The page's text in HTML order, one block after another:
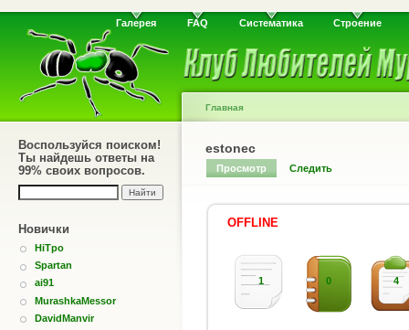
Галерея FAQ Систематика Строение
Воспользуйся поиском!
Ты найдешь ответы на
99% своих вопросов.
Новички
HiTpo
Spartan
ai91
MurashkaMessor
DavidManvir
Главная
estonec
Просмотр Следить
OFFLINE
1 0 4